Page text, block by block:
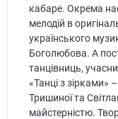
кабаре. Окрема
мелодій в
українського
Боголюбова. А
танцівниць,
«Танці з
Тришиної та
майстерністю.